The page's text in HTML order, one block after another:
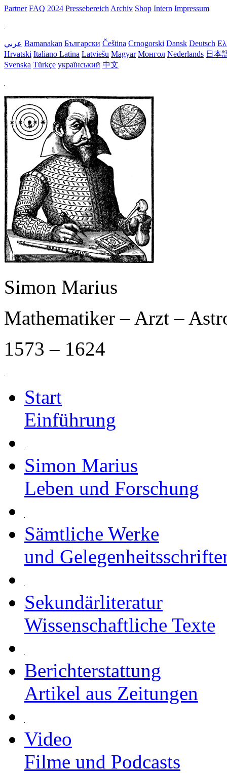
Partner FAQ 2024 Pressebereich Archiv Shop Intern Impressum
عربي Bamanakan Български Čeština Crnogorski Dansk Deutsch
Hrvatski Italiano Latina Latviešu Magyar Монгол Nederlands 日本
Svenska Türkçe український 中文
Simon Marius
Mathematiker – Arzt –
1573 – 1624
Start
Einführung
Simon Marius
Leben und Forschung
Sämtliche Werke
und
Sekundärliteratur
Wissenschaftliche Texte
Berichterstattung
Artikel aus Zeitungen
Video
Filme und Podcasts